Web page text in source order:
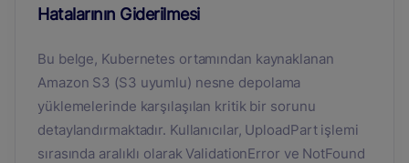
Hatalarının Giderilmesi
Bu belge, Kubernetes ortamından kaynaklanan
Amazon S3 (S3 uyumlu) nesne depolama
yüklemelerinde karşılaşılan kritik bir sorunu
detaylandırmaktadır. Kullanıcılar, UploadPart işlemi
sırasında aralıklı olarak ValidationError ve NotFound